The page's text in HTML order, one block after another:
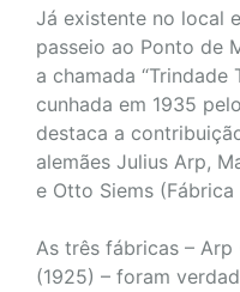
Já existente no local
passeio ao Ponto de
a chamada “Trindade
cunhada em 1935
destaca a
alemães Julius Arp,
e Otto Siems (Fábrica
As três fábricas – Arp
(1925) – foram